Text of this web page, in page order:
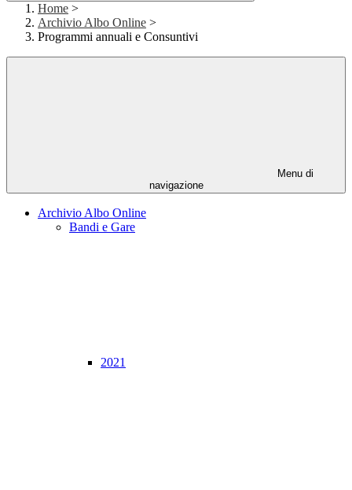
Home >
Archivio Albo Online >
Programmi annuali e Consuntivi
Menu di
navigazione
Archivio Albo Online
Bandi e Gare
2021